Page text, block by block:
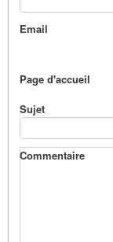
Email
Page d'accueil
Sujet
Commentaire